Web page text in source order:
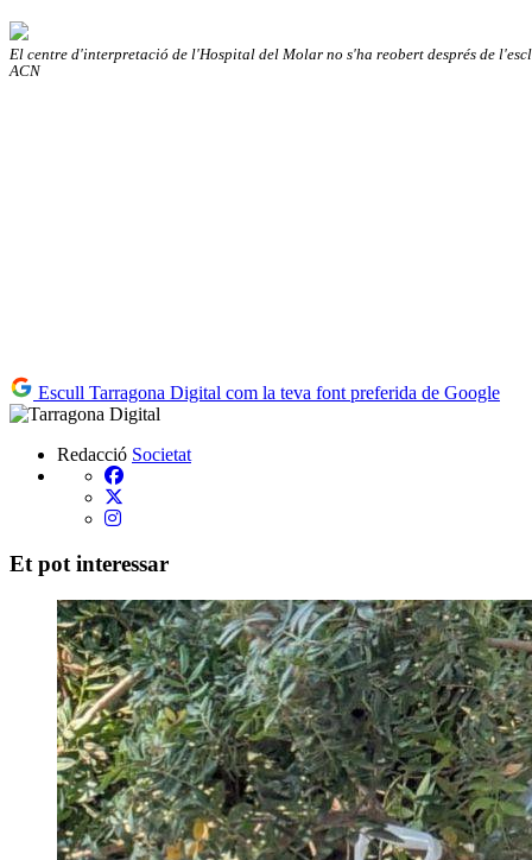
El centre d'interpretació de l'Hospital del Molar no s'ha reobert després de
ACN
Escull Tarragona Digital com la teva font preferida de Google
Redacció Societat
Et pot interessar